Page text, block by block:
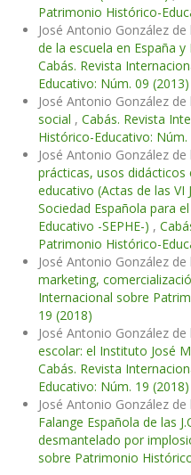
Patrimonio Histórico-
José Antonio González
de la escuela en España
Cabás. Revista
Educativo: Núm. 09 (2013)
José Antonio González
social , Cabás. Revista
Histórico-Educativo: Núm.
José Antonio González
prácticas, usos
educativo (Actas de las VI
Sociedad Española para
Educativo -SEPHE-) ,
Patrimonio Histórico-
José Antonio González
marketing,
Internacional sobre
19 (2018)
José Antonio González
escolar: el Instituto José
Cabás. Revista
Educativo: Núm. 19 (2018)
José Antonio González
Falange Española de las
desmantelado por
sobre Patrimonio